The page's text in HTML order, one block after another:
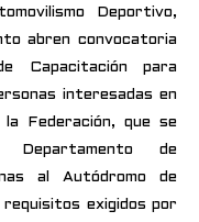
Deportivo,
abren convocatoria
Capacitación para
interesadas en
Federación, que se
de
al Autódromo de
requisitos exigidos por